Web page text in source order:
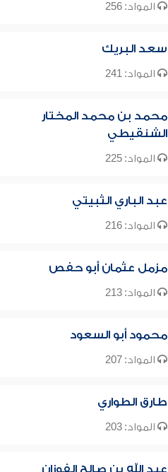
المواد: 256
سعد البريك
المواد: 241
محمد بن محمد المختار
الشنقيطي
المواد: 225
عبد الباري الثبيتي
المواد: 216
مزمل عثمان أبو حفص
المواد: 213
محمود أبو السعود
المواد: 207
طارق الطواري
المواد: 203
عبد الله بن صالح الفوزان